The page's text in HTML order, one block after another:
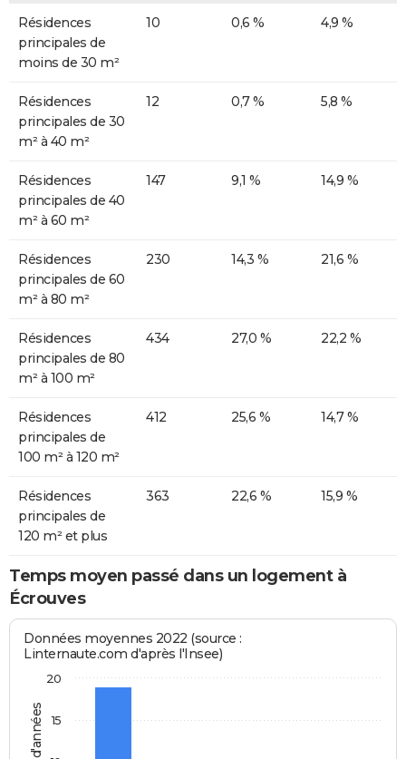
Résidences
principales de
moins de 30 m²
10 0,6 % 4,9 %
Résidences
principales de 30
m² à 40 m²
12 0,7 % 5,8 %
Résidences
principales de 40
m² à 60 m²
147 9,1 % 14,9 %
Résidences
principales de 60
m² à 80 m²
230 14,3 % 21,6 %
Résidences
principales de 80
m² à 100 m²
434 27,0 % 22,2 %
Résidences
principales de
100 m² à 120 m²
412 25,6 % 14,7 %
Résidences
principales de
120 m² et plus
363 22,6 % 15,9 %
Temps moyen passé dans un logement à
Écrouves
Données moyennes 2022 (source :
Linternaute.com d'après l'Insee)
15
20